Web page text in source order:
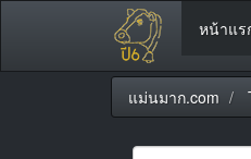
หน้าแร
แม่นมาก.com